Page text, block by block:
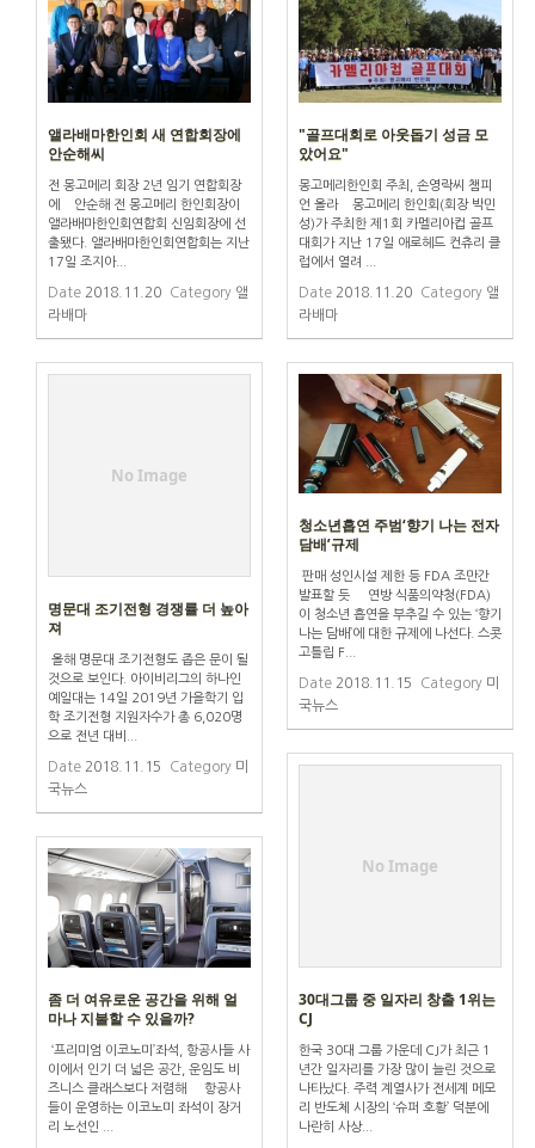
앨라배마한인회 새 연합회장에
안순해씨
전 몽고메리 회장 2년 임기 연합회장
에 안순해 전 몽고메리 한인회장이
앨라배마한인회연합회 신임회장에 선
출됐다. 앨라배마한인회연합회는 지난
17일 조지아...
Date 2018.11.20 Category 앨
라배마
"골프대회로 아웃돕기 성금 모
았어요"
몽고메리한인회 주최, 손영락씨 챔피
언 올라 몽고메리 한인회(회장 박민
성)가 주최한 제1회 카멜리아컵 골프
대회가 지난 17일 애로헤드 컨츄리 클
럽에서 열려 ...
Date 2018.11.20 Category 앨
라배마
No Image
명문대 조기전형 경쟁률 더 높아
져
올해 명문대 조기전형도 좁은 문이 될
것으로 보인다. 아이비리그의 하나인
예일대는 14일 2019년 가을학기 입
학 조기전형 지원자수가 총 6,020명
으로 전년 대비...
Date 2018.11.15 Category 미
국뉴스
청소년흡연 주범‘향기 나는 전자
담배’규제
판매 성인시설 제한 등 FDA 조만간
발표할 듯 연방 식품의약청(FDA)
이 청소년 흡연을 부추길 수 있는 ‘향기
나는 담배’에 대한 규제에 나선다. 스콧
고틀립 F...
Date 2018.11.15 Category 미
국뉴스
No Image
30대그룹 중 일자리 창출 1위는
CJ
한국 30대 그룹 가운데 CJ가 최근 1
년간 일자리를 가장 많이 늘린 것으로
나타났다. 주력 계열사가 전세계 메모
리 반도체 시장의 ‘슈퍼 호황’ 덕분에
나란히 사상...
좀 더 여유로운 공간을 위해 얼
마나 지불할 수 있을까?
‘프리미엄 이코노미’좌석, 항공사들 사
이에서 인기 더 넓은 공간, 운임도 비
즈니스 클래스보다 저렴해 항공사
들이 운영하는 이코노미 좌석이 장거
리 노선인 ...